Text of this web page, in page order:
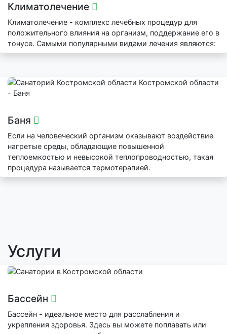
Климатолечение
Климатолечение - комплекс лечебных процедур для
положительного влияния на организм, поддержание его в
тонусе. Самыми популярными видами лечения являются:
Баня
Если на человеческий организм оказывают воздействие
нагретые среды, обладающие повышенной
теплоемкостью и невысокой теплопроводностью, такая
процедура называется термотерапией.
Услуги
Бассейн
Бассейн - идеальное место для расслабления и
укрепления здоровья. Здесь вы можете поплавать или